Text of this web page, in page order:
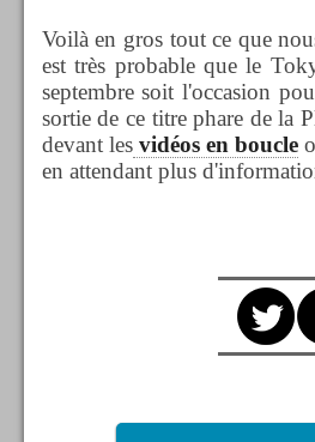
Voilà en gros tout ce que
est très probable que le
septembre soit l'occasion
sortie de ce titre phare de la
devant lesvidéos en boucle
en attendant plus